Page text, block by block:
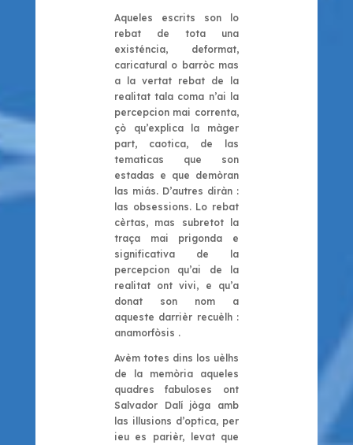
Aqueles escrits son lo
rebat de tota una
existéncia, deformat,
caricatural o barròc mas
a la vertat rebat de la
realitat tala coma n’ai la
percepcion mai correnta,
çò qu’explica la màger
part, caotica, de las
tematicas que son
estadas e que demòran
las miás. D’autres diràn :
las obsessions. Lo rebat
cèrtas, mas subretot la
traça mai prigonda e
significativa de la
percepcion qu’ai de la
realitat ont vivi, e qu’a
donat son nom a
aqueste darrièr recuèlh :
anamorfòsis .
Avèm totes dins los uèlhs
de la memòria aqueles
quadres fabuloses ont
Salvador Dalí jòga amb
las illusions d’optica, per
ieu es parièr, levat que